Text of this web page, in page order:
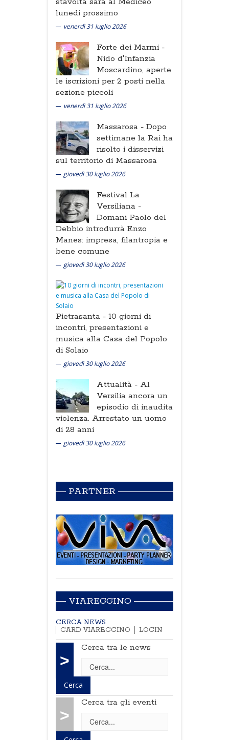
lunedi prossimo
venerdì 31 luglio 2026
Forte dei Marmi -
Nido d'Infanzia
Moscardino, aperte
le iscrizioni per 2 posti nella
sezione piccoli
venerdì 31 luglio 2026
Massarosa - Dopo
settimane la Rai ha
risolto i disservizi
sul territorio di Massarosa
giovedì 30 luglio 2026
Festival La
Versiliana -
Domani Paolo del
Debbio introdurrà Enzo
Manes: impresa, filantropia e
bene comune
giovedì 30 luglio 2026
Pietrasanta - 10 giorni di
incontri, presentazioni e
musica alla Casa del Popolo
di Solaio
giovedì 30 luglio 2026
Attualità - Al
Versilia ancora un
episodio di inaudita
violenza. Arrestato un uomo
di 28 anni
giovedì 30 luglio 2026
PARTNER
VIAREGGINO
CERCA NEWS
CARD VIAREGGINO
LOGIN
>
Cerca tra le news
>
Cerca tra gli eventi